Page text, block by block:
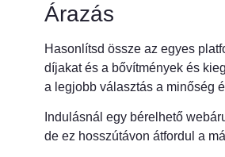
Árazás
Hasonlítsd össze az egyes
díjakat és a bővítmények és
a legjobb választás a minőség
Indulásnál egy bérelhető
de ez hosszútávon átfordul a